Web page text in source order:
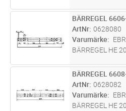
ST Lägg i
BÄRREGEL
ArtNr 0628080
Varumärke
EBR
BÄRREGEL HE
ST Lägg i
BÄRREGEL
ArtNr 0628082
Varumärke
EBR
BÄRREGEL HE